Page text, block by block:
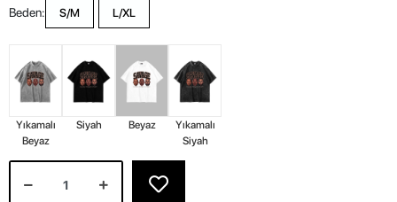
Beden: S/M L/XL
Yıkamalı
Beyaz
Siyah Beyaz
Yıkamalı
Siyah